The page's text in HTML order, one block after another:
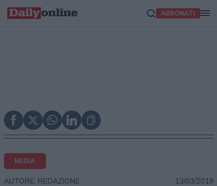
ABBONATI
MEDIA
AUTORE: REDAZIONE 13/03/2019